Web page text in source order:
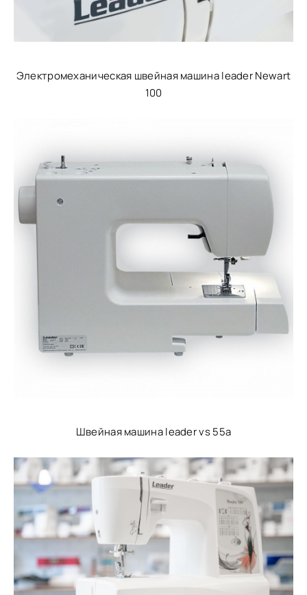
Электромеханическая швейная машина leader Newart
100
Швейная машина leader vs 55a